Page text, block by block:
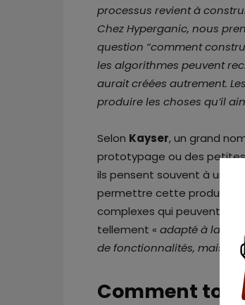
processus revient à
Chez Hyperganic, nous
question “comment
les algorithmes peuvent
aurait créées autrement.
produire les choses qu’il
Selon Kayser, un grand
prototypage ou des petites
ils pensent souvent à un
permettre cette production
complexes qui peuvent
tellement « adapté à la FA,
de fonctionnalités, mais
Comment